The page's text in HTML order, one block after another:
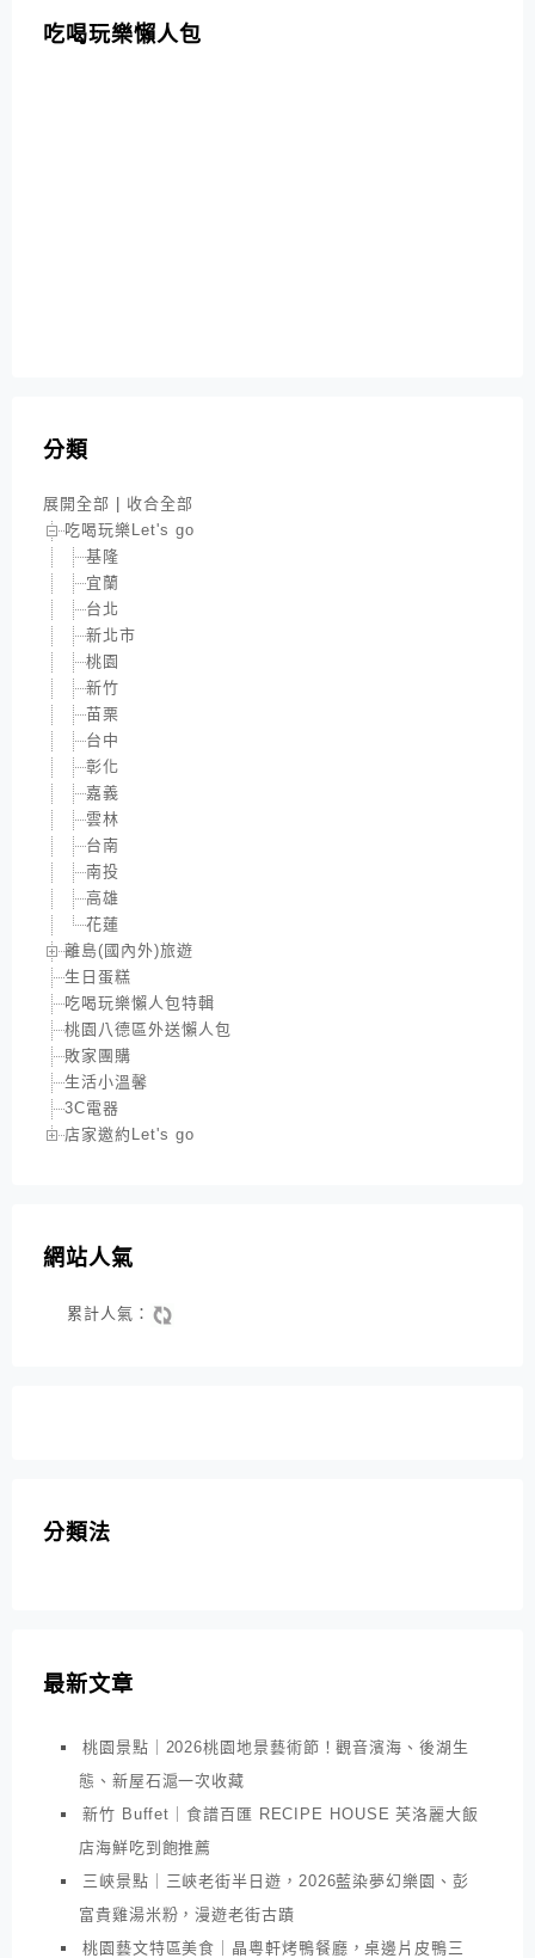
吃喝玩樂懶人包
分類
展開全部
收合全部
吃喝玩樂Let's go
基隆
宜蘭
台北
新北市
桃園
新竹
苗栗
台中
彰化
嘉義
雲林
台南
南投
高雄
花蓮
離島(國內外)旅遊
生日蛋糕
吃喝玩樂懶人包特輯
桃園八德區外送懶人包
敗家團購
生活小溫馨
3C電器
店家邀約Let's go
網站人氣
累計人氣：
分類法
最新文章
桃園景點｜2026桃園地景藝術節！觀音濱海、後湖生
態、新屋石滬一次收藏
新竹 Buffet｜食譜百匯 RECIPE HOUSE 芙洛麗大飯
店海鮮吃到飽推薦
三峽景點｜三峽老街半日遊，2026藍染夢幻樂園、彭
富貴雞湯米粉，漫遊老街古蹟
桃園藝文特區美食｜晶粵軒烤鴨餐廳，桌邊片皮鴨三